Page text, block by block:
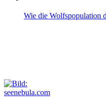
Wie die Wolfspopulation